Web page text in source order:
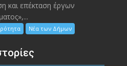
και επέκταση έργων
Νέα των Δήμων